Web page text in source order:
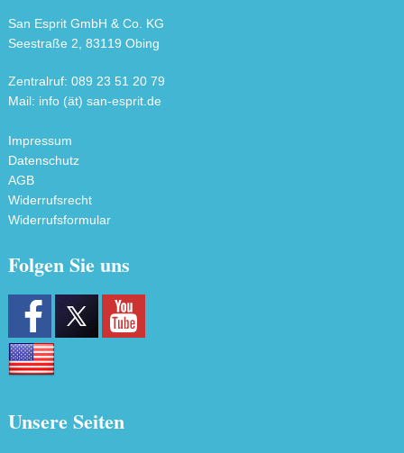
San Esprit GmbH & Co. KG
Seestraße 2, 83119 Obing
Zentralruf: 089 23 51 20 79
Mail: info (ät) san-esprit.de
Impressum
Datenschutz
AGB
Widerrufsrecht
Widerrufsformular
Folgen Sie uns
Unsere Seiten